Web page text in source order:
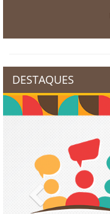
DESTAQUES
Previous